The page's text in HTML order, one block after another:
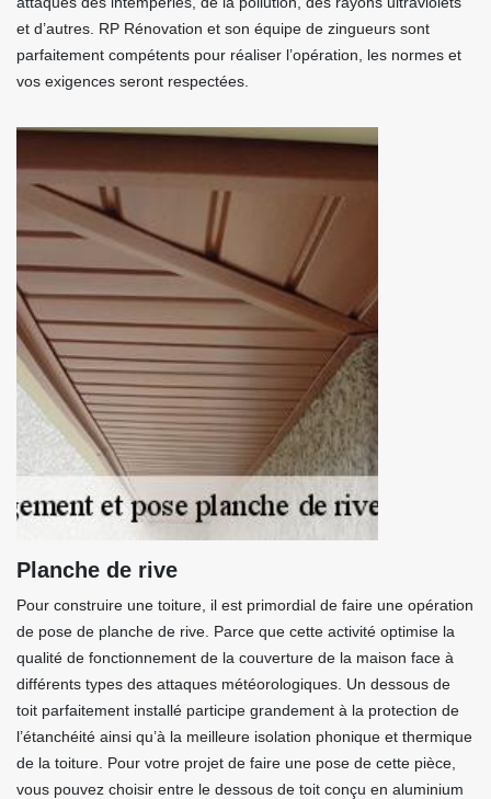
et d’autres. RP Rénovation et son équipe de zingueurs sont
parfaitement compétents pour réaliser l’opération, les normes et
vos exigences seront respectées.
Planche de rive
Pour construire une toiture, il est primordial de faire une opération
de pose de planche de rive. Parce que cette activité optimise la
qualité de fonctionnement de la couverture de la maison face à
différents types des attaques météorologiques. Un dessous de
toit parfaitement installé participe grandement à la protection de
l’étanchéité ainsi qu’à la meilleure isolation phonique et thermique
de la toiture. Pour votre projet de faire une pose de cette pièce,
vous pouvez choisir entre le dessous de toit conçu en aluminium